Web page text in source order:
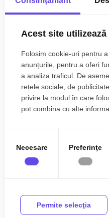
afla in zona, iar canalizarea
urmatoare.
Accesul se face pe drum
rapid catre punctele de
Prețul este de 20.000€.
/ id: P27042
Utilitati in zona
George
apropiere Sat Savastreni
Acest site
Folosim cookie-uri pentru
anunțurile, pentru a oferi
a analiza traficul. De
rețele sociale, de
privire la modul în care
pot combina cu alte
Necesare Preferinţe
Permite selecţia